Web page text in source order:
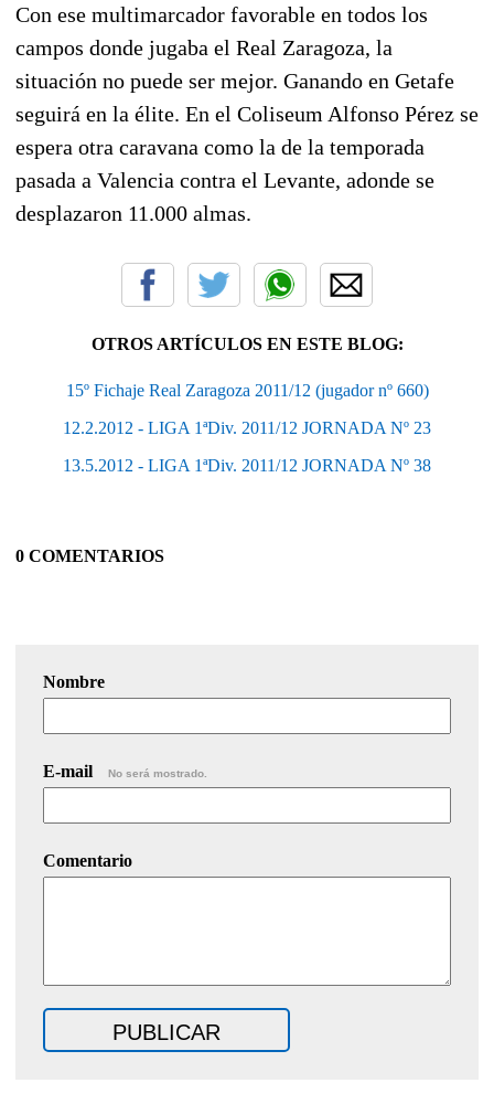
Con ese multimarcador favorable en todos los
campos donde jugaba el Real Zaragoza, la
situación no puede ser mejor. Ganando en Getafe
seguirá en la élite. En el Coliseum Alfonso Pérez se
espera otra caravana como la de la temporada
pasada a Valencia contra el Levante, adonde se
desplazaron 11.000 almas.
OTROS ARTÍCULOS EN ESTE BLOG:
15º Fichaje Real Zaragoza 2011/12 (jugador nº 660)
12.2.2012 - LIGA 1ªDiv. 2011/12 JORNADA Nº 23
13.5.2012 - LIGA 1ªDiv. 2011/12 JORNADA Nº 38
0 COMENTARIOS
Nombre
E-mail No será mostrado.
Comentario